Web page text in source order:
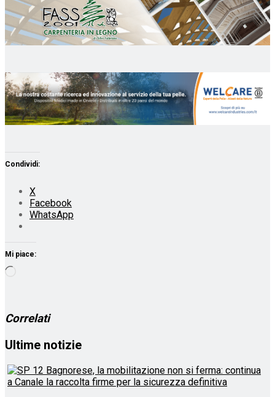
Condividi:
X
Facebook
WhatsApp
Mi piace:
Correlati
Ultime notizie